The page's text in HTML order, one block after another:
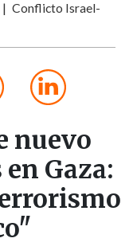
Conflicto Israel-
nuevo
Gaza: